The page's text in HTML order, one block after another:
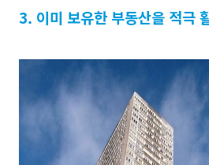
3. 이미 보유한 부동산을 적극